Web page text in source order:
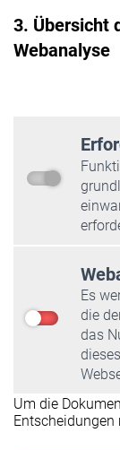
3. Übersicht
Webanalyse
Es
die
das
Um die
Entscheidungen